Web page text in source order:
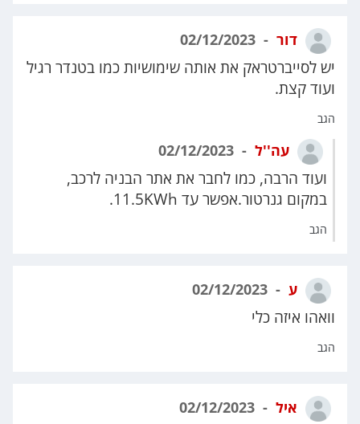
דור
יש לסייברטראק את אותה שימושיות כמו בטנדר רגיל
ועוד קצת.
הגב
עה''ל
ועוד הרבה, כמו לחבר את אתר הבניה לרכב,
במקום גנרטור.אפשר עד 11.5KWh.
הגב
ע
וואהו איזה כלי
הגב
איל